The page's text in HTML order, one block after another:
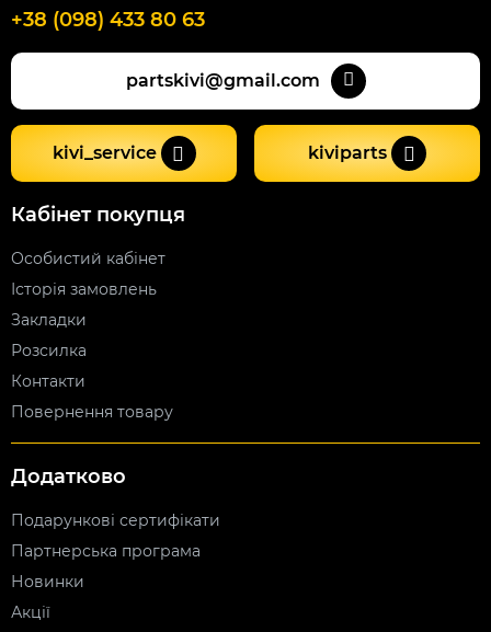
+38 (098) 433 80 63
partskivi@gmail.com
kivi_service kiviparts
Кабінет покупця
Особистий кабінет
Історія замовлень
Закладки
Розсилка
Контакти
Повернення товару
Додатково
Подарункові сертифікати
Партнерська програма
Новинки
Акції